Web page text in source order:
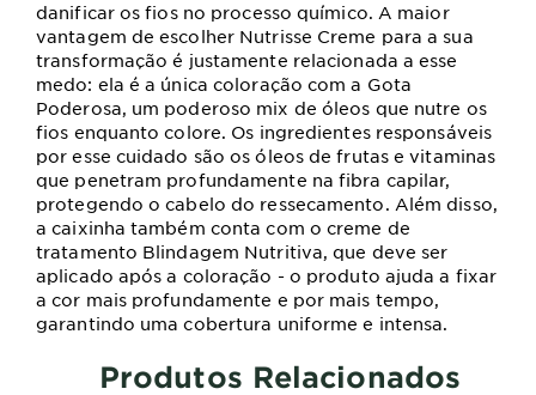
danificar os fios no processo químico. A maior
vantagem de escolher Nutrisse Creme para a sua
transformação é justamente relacionada a esse
medo: ela é a única coloração com a Gota
Poderosa, um poderoso mix de óleos que nutre os
fios enquanto colore. Os ingredientes responsáveis
por esse cuidado são os óleos de frutas e vitaminas
que penetram profundamente na fibra capilar,
protegendo o cabelo do ressecamento. Além disso,
a caixinha também conta com o creme de
tratamento Blindagem Nutritiva, que deve ser
aplicado após a coloração - o produto ajuda a fixar
a cor mais profundamente e por mais tempo,
garantindo uma cobertura uniforme e intensa.
Produtos Relacionados